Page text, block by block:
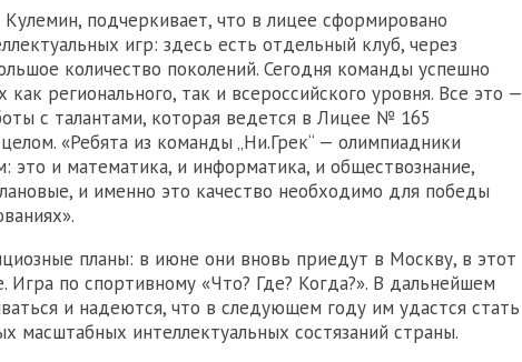
подчеркивает, что в лицее сформировано
игр: здесь есть отдельный клуб, через
количество поколений. Сегодня команды успешно
регионального, так и всероссийского уровня. Все это —
с талантами, которая ведется в Лицее № 165
«Ребята из команды „Ни.Грек“ — олимпиадники
и математика, и информатика, и обществознание,
и именно это качество необходимо для победы
планы: в июне они вновь приедут в Москву, в этот
Игра по спортивному «Что? Где? Когда?». В дальнейшем
и надеются, что в следующем году им удастся стать
масштабных интеллектуальных состязаний страны.